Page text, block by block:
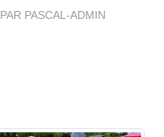
PAR PASCAL-ADMIN